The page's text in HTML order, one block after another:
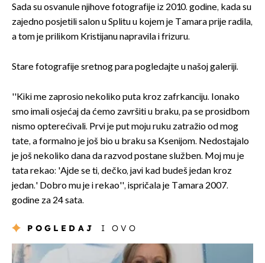
Sada su osvanule njihove fotografije iz 2010. godine, kada su
zajedno posjetili salon u Splitu u kojem je Tamara prije radila,
a tom je prilikom Kristijanu napravila i frizuru.
Stare fotografije sretnog para pogledajte u našoj galeriji.
''Kiki me zaprosio nekoliko puta kroz zafrkanciju. Ionako
smo imali osjećaj da ćemo završiti u braku, pa se prosidbom
nismo opterećivali. Prvi je put moju ruku zatražio od mog
tate, a formalno je još bio u braku sa Ksenijom. Nedostajalo
je još nekoliko dana da razvod postane služben. Moj mu je
tata rekao: 'Ajde se ti, dečko, javi kad budeš jedan kroz
jedan.' Dobro mu je i rekao'', ispričala je Tamara 2007.
godine za 24 sata.
POGLEDAJ I OVO